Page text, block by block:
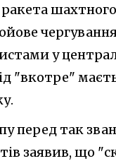
у
перед так
заявив, що